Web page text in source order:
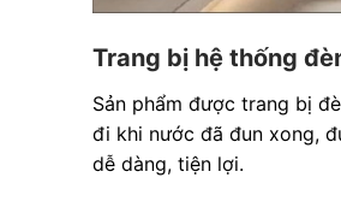
Trang bị hệ thống
Sản phẩm được trang bị
đi khi nước đã đun xong,
dễ dàng, tiện lợi.